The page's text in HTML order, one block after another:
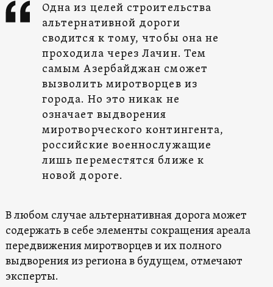
Одна из целей строительства
альтернативной дороги
сводится к тому, чтобы она не
проходила через Лачин. Тем
самым Азербайджан сможет
вызволить миротворцев из
города. Но это никак не
означает выдворения
миротворческого контингента,
российские военнослужащие
лишь переместятся ближе к
новой дороге.
В любом случае альтернативная дорога может
содержать в себе элементы сокращения ареала
передвижения миротворцев и их полного
выдворения из региона в будущем, отмечают
эксперты.